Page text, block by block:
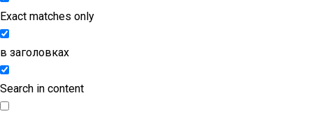
Exact matches only
в заголовках
Search in content